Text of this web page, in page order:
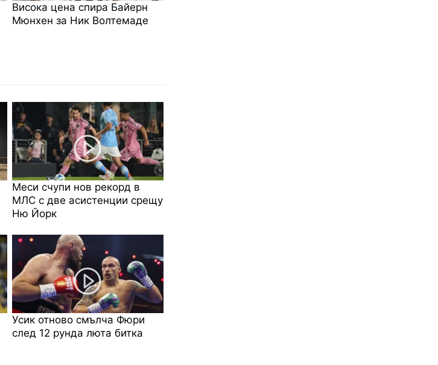
Висока цена спира Байерн
Мюнхен за Ник Волтемаде
Меси счупи нов рекорд в
МЛС с две асистенции срещу
Ню Йорк
Усик отново смълча Фюри
след 12 рунда люта битка